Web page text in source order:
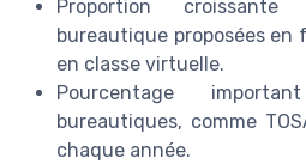
Proportion
bureautique proposées
en classe virtuelle.
Pourcentage
bureautiques, comme
chaque année.